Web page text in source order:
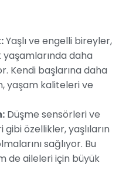
Yaşlı ve engelli bireyler,
daha
Kendi başlarına daha
yaşam kaliteleri ve
Düşme sensörleri ve
özellikler, yaşlıların
sağlıyor. Bu
de aileleri için büyük